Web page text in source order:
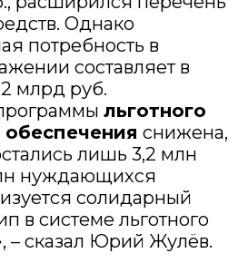
Однако
потребность в
составляет в
млрд руб.
льготного
обеспечения снижена,
лишь 3,2 млн
нуждающихся
солидарный
в системе льготного
– сказал Юрий Жулёв.